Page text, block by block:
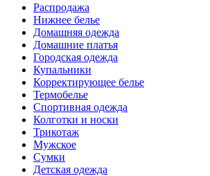
Распродажа
Нижнее белье
Домашняя одежда
Домашние платья
Городская одежда
Купальники
Корректирующее белье
Термобелье
Спортивная одежда
Колготки и носки
Трикотаж
Мужское
Сумки
Детская одежда